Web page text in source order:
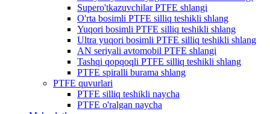
Supero'tkazuvchilar PTFE shlangi
O'rta bosimli PTFE silliq teshikli shlang
Yuqori bosimli PTFE silliq teshikli shlang
Ultra yuqori bosimli PTFE silliq teshikli shlang
AN seriyali avtomobil PTFE shlangi
Tashqi qopqoqli PTFE silliq teshikli shlang
PTFE spiralli burama shlang
PTFE quvurlari
PTFE silliq teshikli naycha
PTFE o'ralgan naycha